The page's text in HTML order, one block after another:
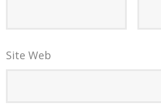
Site Web